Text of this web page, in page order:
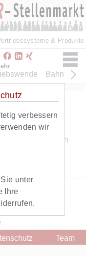
& Produkte
Bahn
verbessern
wir
unter
Ihre
Angebot des
Leistung von
RR+ Probeabo
können Sie sich
Team